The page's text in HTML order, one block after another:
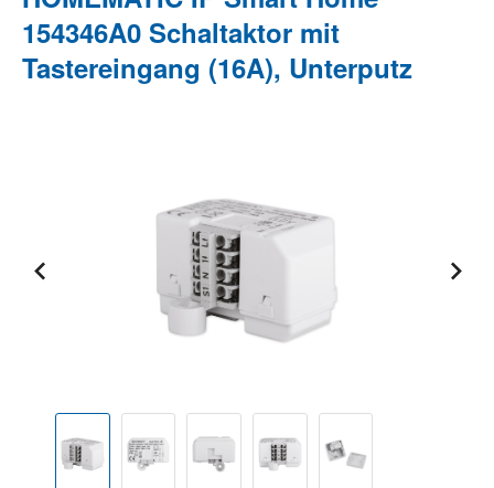
154346A0 Schaltaktor mit
Tastereingang (16A), Unterputz